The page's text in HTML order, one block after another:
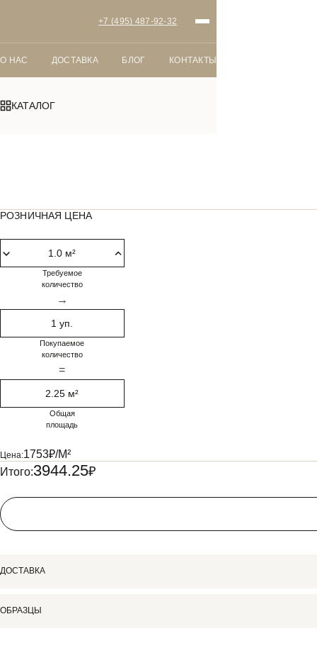
+7 (495) 487-92-32
О НАС ДОСТАВКА БЛОГ КОНТАКТЫ
КАТАЛОГ
РОЗНИЧНАЯ ЦЕНА
Требуемое
количество
→
Покупаемое
количество
1 уп.
=
Общая
площадь
2.25 м²
Цена:1753₽/М²
Итого:3944.25₽
ДОСТАВКА
ОБРАЗЦЫ